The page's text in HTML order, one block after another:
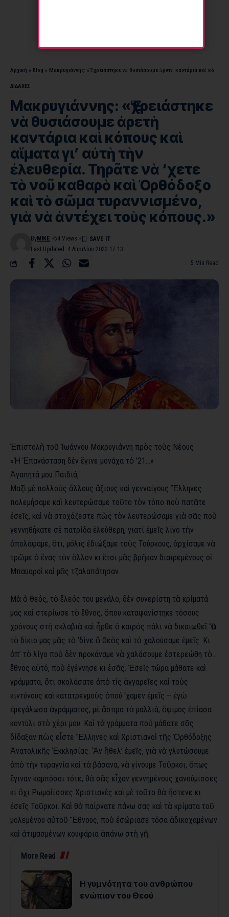
Αρχική » Blog » Μακρυγιάννης: «Ἐχρειάστηκε νὰ θυσιάσουμε ἀρετὴ καντάρια καὶ κόπους καὶ αἵματα γι’ αὐτὴ τὴν ἐλευθερία. Τηρᾶτε νὰ ‘χετε τὸ νοῦ καθαρὸ καὶ Ὀρθόδοξο καὶ τὸ σῶμα τυραννισμένο, γιὰ νὰ ἀντέχει τοὺς κόπους.»
ΔΙΔΑΧΕΣ
Μακρυγιάννης: «Ἐχρειάστηκε
νὰ θυσιάσουμε ἀρετὴ
καντάρια καὶ κόπους καὶ
αἵματα γι’ αὐτὴ τὴν
ἐλευθερία. Τηρᾶτε νὰ ‘χετε
τὸ νοῦ καθαρὸ καὶ Ὀρθόδοξο
καὶ τὸ σῶμα τυραννισμένο,
γιὰ νὰ ἀντέχει τοὺς κόπους.»
Last Updated: 4 Απριλίου 2022 17:13
By MIKE 54 Views
5 Min Read
Ἐπιστολὴ τοῦ Ἰωάννου Μακρυγιάννη πρὸς τοὺς Νέους
«Ἡ Ἐπανάσταση δὲν ἔγινε μονάχα τὸ ’21…»
Ἀγαπητά μου Παιδιά,
Μαζὶ μὲ πολλοὺς ἄλλους ἄξιους καὶ γενναίγους Ἕλληνες
πολεμήσαμε καὶ λευτερώσαμε τοῦτο τὸν τόπο ποὺ πατᾶτε
ἐσεῖς, καὶ νὰ στοχάζεστε πὼς τὸν λευτερώσαμε γιὰ σᾶς ποὺ
γεννηθήκατε σὲ πατρίδα ἐλεύθερη, γιατί ἐμεῖς λίγο τὴν
ἀπολάψαμε, ὅτι, μόλις ἐδιώξαμε τοὺς Τούρκους, ἀρχίσαμε νὰ
τρῶμε ὁ ἕνας τὸν ἄλλον κι ἔτσι μᾶς βρῆκαν διαιρεμένους οἱ
Μπαυαροὶ καὶ μᾶς τζαλαπάτησαν.
Μὰ ὁ Θεός, τὸ ἔλεός του μεγάλο, δὲν συνερίστη τὰ κρίματά
μας καὶ στερίωσε τὸ ἔθνος, ὅπου καταφανίστηκε τόσους
χρόνους στὴ σκλαβιὰ καὶ ἦρθε ὁ καιρὸς πάλι νὰ δικαιωθεῖ. Ὅτι
τὸ δίκιο μας μᾶς τὸ ‘δίνε ὂ Θεὸς καὶ τὸ χαλούσαμε ἐμεῖς. Κι
ἀπ’ τὸ λίγο ποὺ δὲν προκάναμε νὰ χαλάσουμε ἐστερεώθη τὸ…
ἔθνος αὐτό, ποὺ ἐγέννησε κι ἐσᾶς. Ἐσεῖς τώρα μάθατε καὶ
γράμματα, ὅτι σκολάσατε ἀπὸ τὶς ἀγγαρεῖες καὶ τοὺς
κιντύνους καὶ κατατρεγμοὺς ὁπού ‘χαμεν ἐμεῖς – ἐγὼ
ἐμεγάλωσα ἀγράμματος, μὲ ἄσπρα τὰ μαλλιά, ὄψιμος ἐπίασα
κοντύλι στὸ χέρι μου. Καὶ τὰ γράμματα ποὺ μάθατε σᾶς
δίδαξαν πὼς εἶστε Ἕλληνες καὶ Χριστιανοὶ τῆς Ὀρθόδοξης
Ἀνατολικῆς Ἐκκλησίας. Ἂν ἢθελ’ ἐμεῖς, γιὰ νὰ γλυτώσουμε
ἀπὸ τὴν τυραγνία καὶ τὰ βάσανα, νὰ γίνουμε Τοῦρκοι, ὅπως
ἔγιναν καμπόσοι τότε, θὰ σᾶς εἶχαν γεννημένους χανούμισσες
κι ὄχι Ρωμαίϊσσες Χριστιανὲς καὶ μὲ τοῦτο θὰ ἤστενε κι
ἐσεῖς Τοῦρκοι. Καὶ θὰ παίρνατε πάνω σας καὶ τὰ κρίματα τοῦ
μολεμένου αὐτοῦ Ἔθνους, ποὺ ἐσώριασε τόσα ἀδικοχαμένων
καὶ ἀτιμασμένων κουφάρια ἀπάνω στὴ γῆ.
More Read
Η γυμνότητα του ανθρώπου
ενώπιον του Θεού